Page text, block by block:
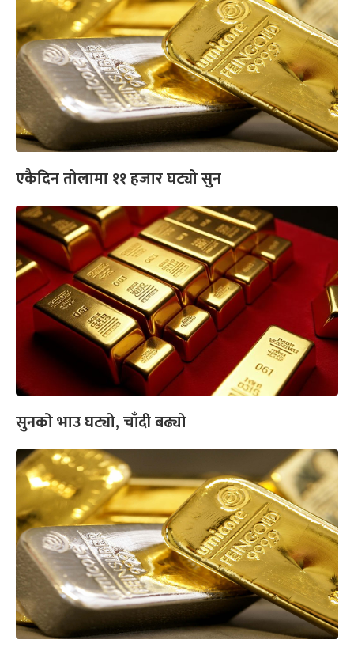
एकैदिन तोलामा ११ हजार घट्यो सुन
सुनको भाउ घट्यो, चाँदी बढ्यो